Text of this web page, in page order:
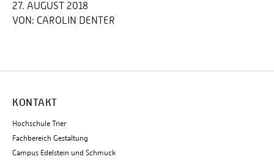
27. AUGUST 2018
VON: CAROLIN DENTER
KONTAKT
Hochschule Trier
Fachbereich Gestaltung
Campus Edelstein und Schmuck